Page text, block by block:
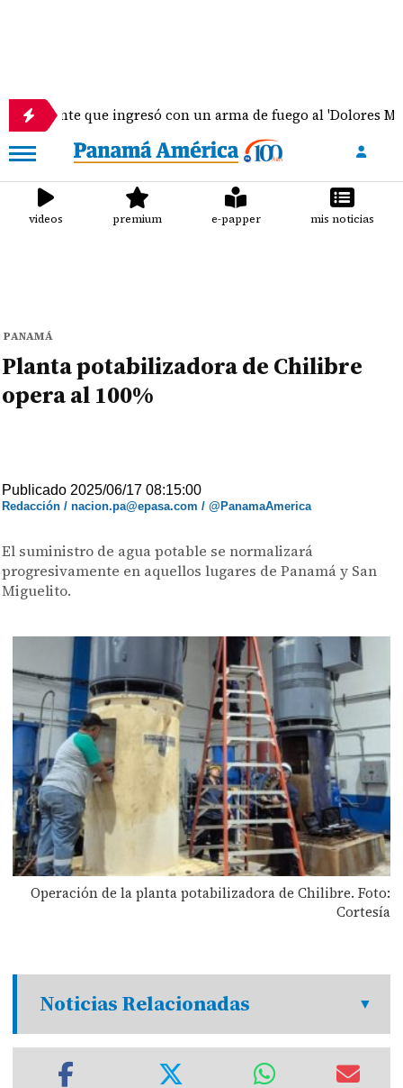
que ingresó con un arma de fuego al 'Dolores Moscote'
videos premium e-papper mis noticias
PANAMÁ
Planta potabilizadora de Chilibre
opera al 100%
Publicado 2025/06/17 08:15:00
Redacción / nacion.pa@epasa.com / @PanamaAmerica
El suministro de agua potable se normalizará
progresivamente en aquellos lugares de Panamá y San
Miguelito.
Operación de la planta potabilizadora de Chilibre. Foto:
Cortesía
Noticias Relacionadas